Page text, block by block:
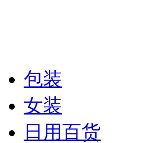
包装
女装
日用百货